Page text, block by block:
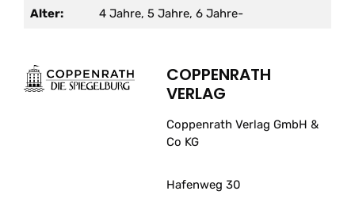
Alter: 4 Jahre, 5 Jahre, 6 Jahre-
COPPENRATH
VERLAG
Coppenrath Verlag GmbH &
Co KG
Hafenweg 30